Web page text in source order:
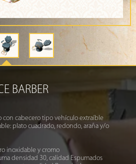
BARBER
con cabecero tipo vehículo extraíble
plato cuadrado, redondo, araña y/o
inoxidable y cromo
densidad 30, calidad Espumados